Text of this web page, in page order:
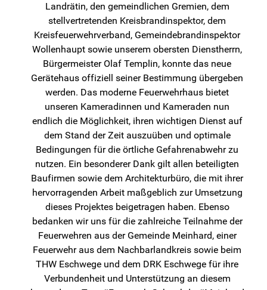
Landrätin, den gemeindlichen Gremien, dem
stellvertretenden Kreisbrandinspektor, dem
Kreisfeuerwehrverband, Gemeindebrandinspektor
Wollenhaupt sowie unserem obersten Dienstherrn,
Bürgermeister Olaf Templin, konnte das neue
Gerätehaus offiziell seiner Bestimmung übergeben
werden. Das moderne Feuerwehrhaus bietet
unseren Kameradinnen und Kameraden nun
endlich die Möglichkeit, ihren wichtigen Dienst auf
dem Stand der Zeit auszuüben und optimale
Bedingungen für die örtliche Gefahrenabwehr zu
nutzen. Ein besonderer Dank gilt allen beteiligten
Baufirmen sowie dem Architekturbüro, die mit ihrer
hervorragenden Arbeit maßgeblich zur Umsetzung
dieses Projektes beigetragen haben. Ebenso
bedanken wir uns für die zahlreiche Teilnahme der
Feuerwehren aus der Gemeinde Meinhard, einer
Feuerwehr aus dem Nachbarlandkreis sowie beim
THW Eschwege und dem DRK Eschwege für ihre
Verbundenheit und Unterstützung an diesem